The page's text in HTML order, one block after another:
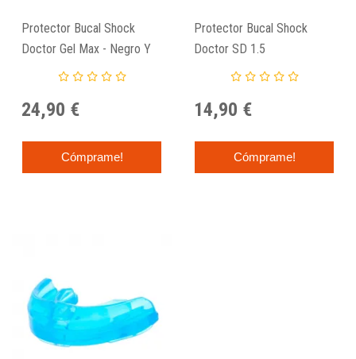
Protector Bucal Shock
Doctor Gel Max - Negro Y
24,90 €
Cómprame!
Protector Bucal Shock
Doctor SD 1.5
14,90 €
Cómprame!